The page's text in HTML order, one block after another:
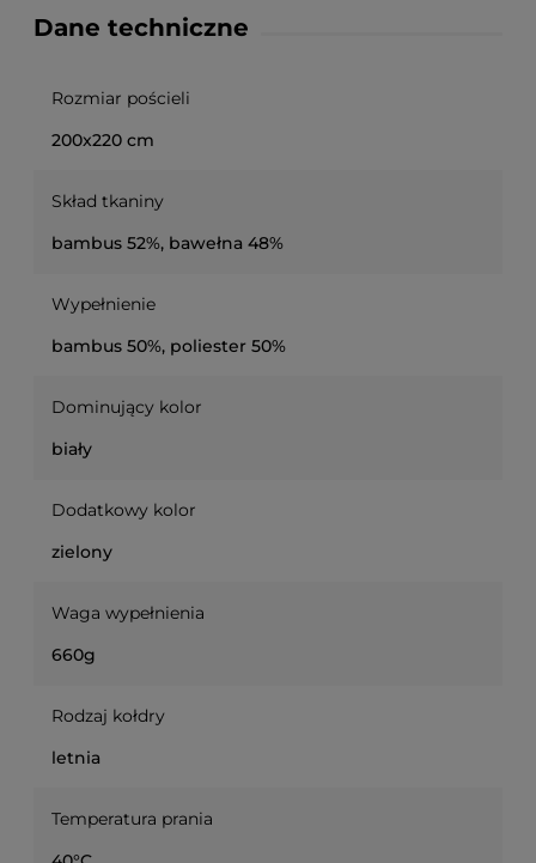
Dane techniczne
Rozmiar pościeli
200x220 cm
Skład tkaniny
bambus 52%, bawełna 48%
Wypełnienie
bambus 50%, poliester 50%
Dominujący kolor
biały
Dodatkowy kolor
zielony
Waga wypełnienia
660g
Rodzaj kołdry
letnia
Temperatura prania